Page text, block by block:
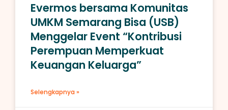
Evermos bersama Komunitas
UMKM Semarang Bisa (USB)
Menggelar Event “Kontribusi
Perempuan Memperkuat
Keuangan Keluarga”
Selengkapnya »